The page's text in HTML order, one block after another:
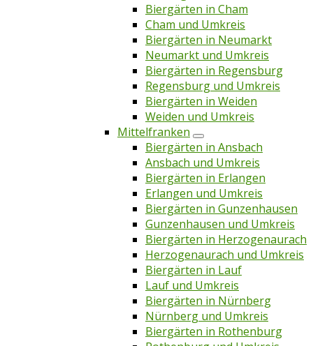
Biergärten in Cham
Cham und Umkreis
Biergärten in Neumarkt
Neumarkt und Umkreis
Biergärten in Regensburg
Regensburg und Umkreis
Biergärten in Weiden
Weiden und Umkreis
Mittelfranken
Biergärten in Ansbach
Ansbach und Umkreis
Biergärten in Erlangen
Erlangen und Umkreis
Biergärten in Gunzenhausen
Gunzenhausen und Umkreis
Biergärten in Herzogenaurach
Herzogenaurach und Umkreis
Biergärten in Lauf
Lauf und Umkreis
Biergärten in Nürnberg
Nürnberg und Umkreis
Biergärten in Rothenburg